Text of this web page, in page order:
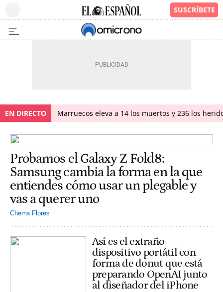
EN DIRECTO Marruecos eleva a 14 los muertos y 236 los
Probamos el Galaxy Z Fold8:
Samsung cambia la forma en la que
entiendes cómo usar un plegable y
vas a querer uno
Chema Flores
Así es el extraño
dispositivo portátil con
forma de donut que está
preparando OpenAI junto
al diseñador del iPhone